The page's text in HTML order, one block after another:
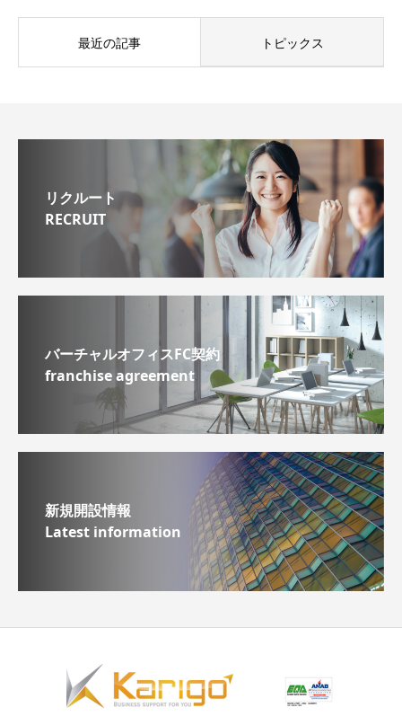
最近の記事 トピックス
リクルート
RECRUIT
バーチャルオフィスFC契約
franchise agreement
新規開設情報
Latest information